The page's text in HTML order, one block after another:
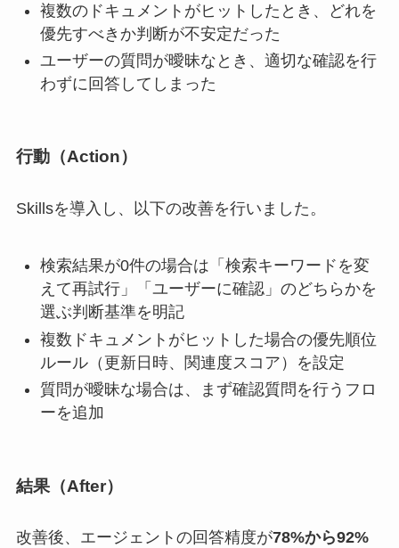
複数のドキュメントがヒットしたとき、どれを
優先すべきか判断が不安定だった
ユーザーの質問が曖昧なとき、適切な確認を行
わずに回答してしまった
行動（Action）
Skillsを導入し、以下の改善を行いました。
検索結果が0件の場合は「検索キーワードを変
えて再試行」「ユーザーに確認」のどちらかを
選ぶ判断基準を明記
複数ドキュメントがヒットした場合の優先順位
ルール（更新日時、関連度スコア）を設定
質問が曖昧な場合は、まず確認質問を行うフロ
ーを追加
結果（After）
改善後、エージェントの回答精度が78%から92%